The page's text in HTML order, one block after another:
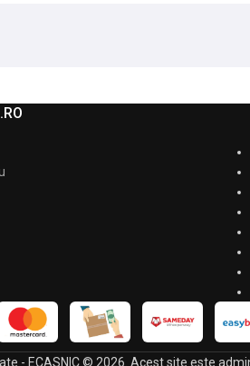
- ECASNIC © 2026. Acest site este